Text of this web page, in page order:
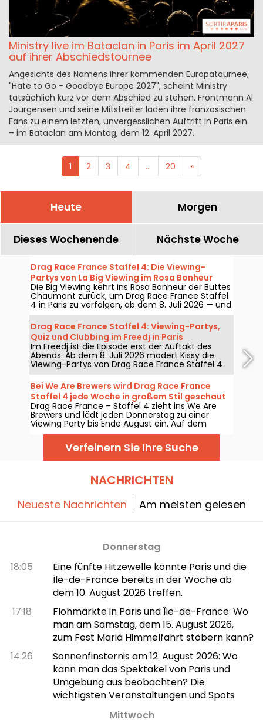
Ministry live im Bataclan in Paris im April 2027
auf ihrer Abschiedstournee
Angesichts des Namens ihrer kommenden Europatournee,
"Hate to Go - Goodbye Europe 2027", scheint Ministry
tatsächlich kurz vor dem Abschied zu stehen. Frontmann Al
Jourgensen und seine Mitstreiter laden ihre französischen
Fans zu einem letzten, unvergesslichen Auftritt in Paris ein
– im Bataclan am Montag, dem 12. April 2027.
1 2 3 4 ... 20 »
Heute Morgen
Dieses Wochenende Nächste Woche
Drag Race France Staffel 4: Die Viewing-
Partys von La Big Viewing im Rosa Bonheur
Die Big Viewing kehrt ins Rosa Bonheur der Buttes
Chaumont zurück, um Drag Race France Staffel
4 in Paris zu verfolgen, ab dem 8. Juli 2026 — und
danach jeden Ausstrahlungstag. Moderiert von
La Big Bertha bietet diese Viewing-Party die
Vorführung der Episode, Drag-Performances,
Quiz, Gäste und Überraschungen.
Drag Race France Staffel 4: Viewing-Partys,
Quiz und Clubbing im Freedj in Paris
Im Freedj ist die Episode erst der Auftakt des
Abends. Ab dem 8. Juli 2026 modert Kissy die
Viewing-Partys von Drag Race France Staffel 4
im 10. Arrondissement von Paris, mit Quiz,
Projektion, improvisierten Lip-Syncs und
Clubbing. Vom Sofa direkt auf die Tanzfläche –
ohne das Universum zu wechseln.
Bei We Are Brewers wird Drag Race France
Staffel 4 jede Woche in großem Stil geschaut
Drag Race France – Staffel 4 zieht ins We Are
Brewers und lädt jeden Donnerstag zu einer
Viewing Party bis Ende August ein. Auf dem
Programm stehen Live-Streams, Drag-Shows,
Meet & Greet sowie queere Termine rund um die
Sendung, mit der Premiere am 8. Juli 2026.
Verfeinern Sie Ihre Suche
NACHRICHTEN
Neueste Nachrichten Am meisten gelesen
Donnerstag
18:05
Eine fünfte Hitzewelle könnte Paris und die
Île-de-France bereits in der Woche ab
dem 10. August 2026 treffen.
17:18
Flohmärkte in Paris und Île-de-France: Wo
man am Samstag, dem 15. August 2026,
zum Fest Mariä Himmelfahrt stöbern kann?
14:26
Sonnenfinsternis am 12. August 2026: Wo
kann man das Spektakel von Paris und
Umgebung aus beobachten? Die
wichtigsten Veranstaltungen und Spots
Mittwoch